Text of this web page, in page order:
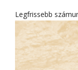
Legfrissebb